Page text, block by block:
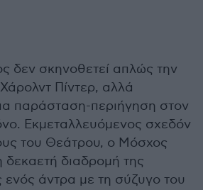
δεν σκηνοθετεί απλώς την
Πίντερ, αλλά
παράσταση-περιήγηση στον
Εκμεταλλευόμενος σχεδόν
του Θεάτρου, ο Μόσχος
δεκαετή διαδρομή της
ενός άντρα με τη σύζυγο του